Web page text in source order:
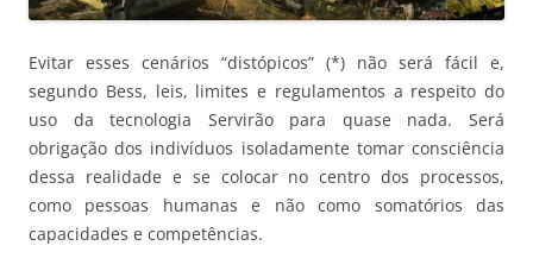
Evitar esses cenários “distópicos” (*) não será fácil e,
segundo Bess, leis, limites e regulamentos a respeito do
uso da tecnologia Servirão para quase nada. Será
obrigação dos indivíduos isoladamente tomar consciência
dessa realidade e se colocar no centro dos processos,
como pessoas humanas e não como somatórios das
capacidades e competências.